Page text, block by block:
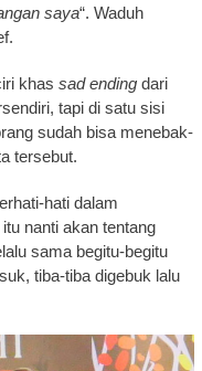
saya“. Waduh
khas sad endingdari
tapi di satu sisi
sudah bisa menebak-
tersebut.
hati dalam
nanti akan tentang
sama begitu-begitu
tiba-tiba digebuk lalu